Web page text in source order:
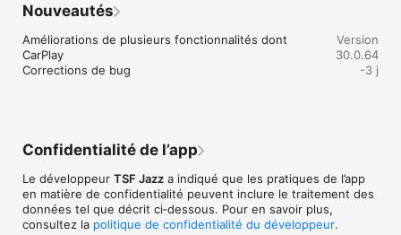
Nouveautés
Améliorations de plusieurs fonctionnalités dont
CarPlay
Corrections de bug
Version
30.0.64
-3 j
Confidentialité de l’app
Le développeur TSF Jazz a indiqué que les pratiques de l’app
en matière de confidentialité peuvent inclure le traitement des
données tel que décrit ci‑dessous. Pour en savoir plus,
consultez la politique de confidentialité du développeur.